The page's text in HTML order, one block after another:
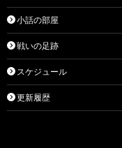
小話の部屋
戦いの足跡
スケジュール
更新履歴